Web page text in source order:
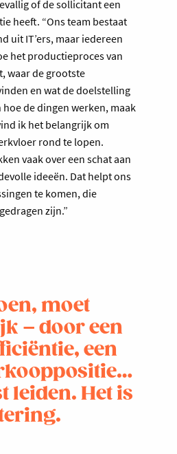
of de sollicitant een
heeft. “Ons team bestaat
uit IT’ers, maar iedereen
het productieproces van
waar de grootste
en wat de doelstelling
de dingen werken, maak
ik het belangrijk om
rond te lopen.
vaak over een schat aan
ideeën. Dat helpt ons
te komen, die
zijn.”
moet
– door een
een
leiden. Het is